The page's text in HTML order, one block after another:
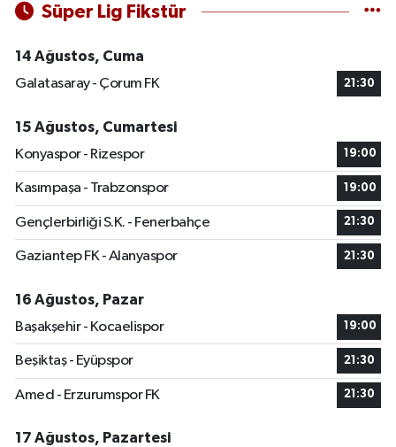
Süper Lig Fikstür
14 Ağustos, Cuma
Galatasaray - Çorum FK
21:30
15 Ağustos, Cumartesi
Konyaspor - Rizespor
19:00
Kasımpaşa - Trabzonspor 19:00
Gençlerbirliği S.K. - Fenerbahçe 21:30
Gaziantep FK - Alanyaspor 21:30
16 Ağustos, Pazar
Başakşehir - Kocaelispor
19:00
Beşiktaş - Eyüpspor 21:30
Amed - Erzurumspor FK 21:30
17 Ağustos, Pazartesi